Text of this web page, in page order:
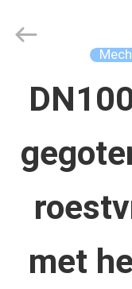
HUIS
PRODUCTEN
ONGEVEER
Online
Market.
met